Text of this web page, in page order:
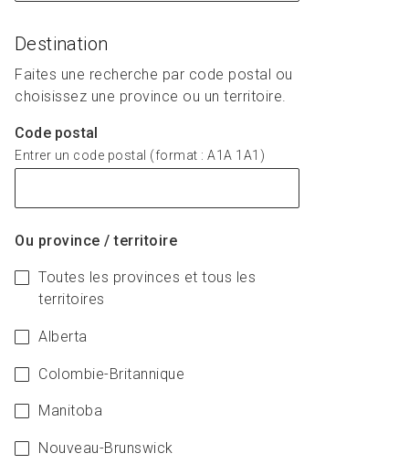
Destination
Faites une recherche par code postal ou
choisissez une province ou un territoire.
Destination
Code postal
Entrer un code postal (format : A1A 1A1)
Ou province / territoire
Toutes les provinces et tous les
territoires
Alberta
Colombie-Britannique
Manitoba
Nouveau-Brunswick